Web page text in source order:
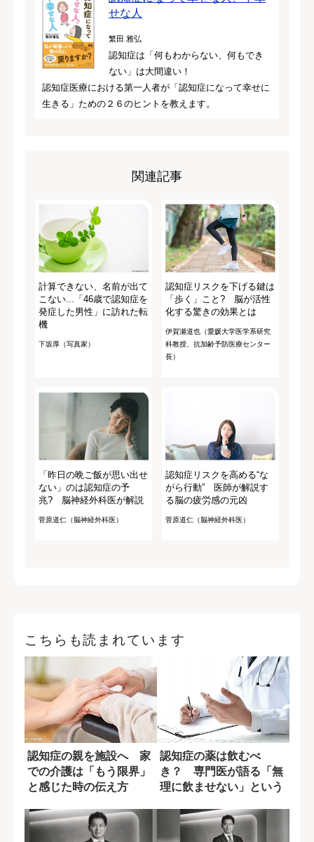
せな人
繁田 雅弘
認知症は「何もわからない、何もでき
ない」は大間違い！
認知症医療における第一人者が「認知症になって幸せに
生きる」ための２６のヒントを教えます。
関連記事
計算できない、名前が出て
こない...「46歳で認知症を
発症した男性」に訪れた転
機
下坂厚（写真家）
認知症リスクを下げる鍵は
「歩く」こと? 脳が活性
化する驚きの効果とは
伊賀瀬道也（愛媛大学医学系研究
科教授、抗加齢予防医療センター
長）
「昨日の晩ご飯が思い出せ
ない」のは認知症の予
兆? 脳神経外科医が解説
菅原道仁（脳神経外科医）
認知症リスクを高める“な
がら行動” 医師が解説す
る脳の疲労感の元凶
菅原道仁（脳神経外科医）
こちらも読まれています
認知症の親を施設へ 家
での介護は「もう限界」
と感じた時の伝え方
認知症の薬は飲むべ
き？ 専門医が語る「無
理に飲ませない」という